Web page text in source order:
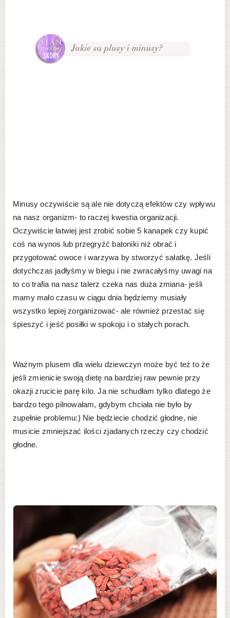
Minusy oczywiście są ale nie dotyczą efektów czy wpływu
na nasz organizm- to raczej kwestia organizacji.
Oczywiście łatwiej jest zrobić sobie 5 kanapek czy kupić
coś na wynos lub przegryźć batoniki niż obrać i
przygotować owoce i warzywa by stworzyć sałatkę. Jeśli
dotychczas jadłyśmy w biegu i nie zwracałyśmy uwagi na
to co trafia na nasz talerz czeka nas duża zmiana- jeśli
mamy mało czasu w ciągu dnia będziemy musiały
wszystko lepiej zorganizować- ale również przestać się
śpieszyć i jeść posiłki w spokoju i o stałych porach.
Ważnym plusem dla wielu dziewczyn może być też to że
jeśli zmienicie swoją dietę na bardziej raw pewnie przy
okazji zrucicie parę kilo. Ja nie schudłam tylko dlatego że
bardzo tego pilnowałam, gdybym chciała nie było by
zupełnie problemu:) Nie będziecie chodzić głodne, nie
musicie zmniejszać ilości zjadanych rzeczy czy chodzić
głodne.